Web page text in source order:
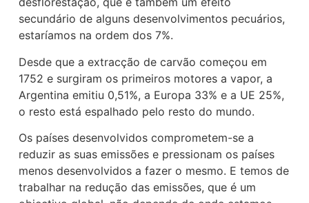
secundário de alguns desenvolvimentos pecuários,
estaríamos na ordem dos 7%.
Desde que a extracção de carvão começou em
1752 e surgiram os primeiros motores a vapor, a
Argentina emitiu 0,51%, a Europa 33% e a UE 25%,
o resto está espalhado pelo resto do mundo.
Os países desenvolvidos comprometem-se a
reduzir as suas emissões e pressionam os países
menos desenvolvidos a fazer o mesmo. E temos de
trabalhar na redução das emissões, que é um